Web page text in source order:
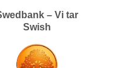
– Vi tar
Swish